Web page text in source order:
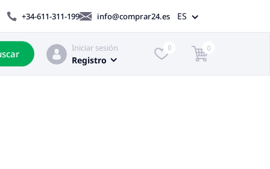
+34-611-311-199 info@comprar24.es ES
Iniciar sesión
Registro
0 0